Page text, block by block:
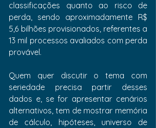
classificações quanto ao risco de
perda, sendo aproximadamente R$
5,6 bilhões provisionados, referentes a
13 mil processos avaliados com perda
provável.
Quem quer discutir o tema com
seriedade precisa partir desses
dados e, se for apresentar cenários
alternativos, tem de mostrar memória
de cálculo, hipóteses, universo de